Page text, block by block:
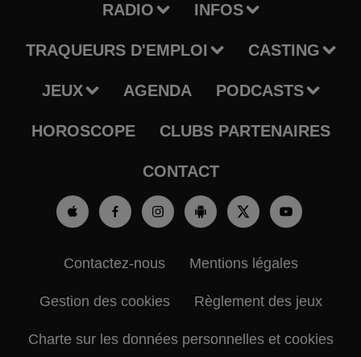
RADIO INFOS
TRAQUEURS D'EMPLOI CASTING
JEUX AGENDA PODCASTS
HOROSCOPE CLUBS PARTENAIRES
CONTACT
Contactez-nous Mentions légales
Gestion des cookies Règlement des jeux
Charte sur les données personnelles et cookies